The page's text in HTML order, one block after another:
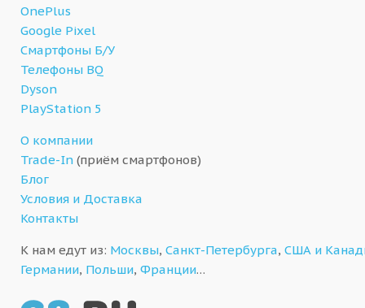
OnePlus
Google Pixel
Смартфоны Б/У
Телефоны BQ
Dyson
PlayStation 5
О компании
Trade-In (приём смартфонов)
Блог
Условия и Доставка
Контакты
К нам едут из: Москвы, Санкт-Петербурга, США и
Германии, Польши, Франции…